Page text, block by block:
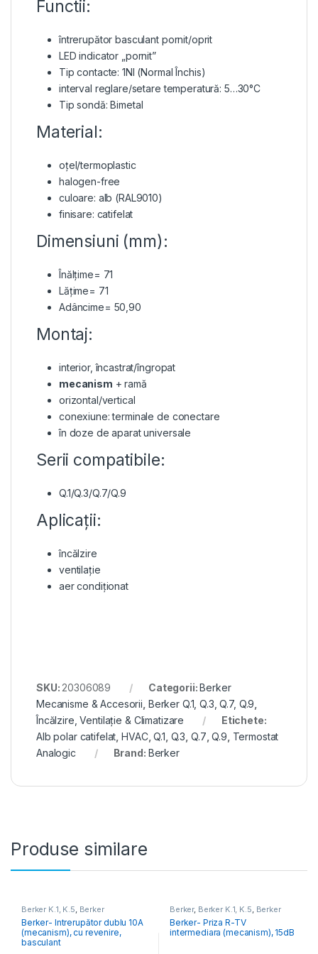
Functii:
întrerupător basculant pornit/oprit
LED indicator „pornit”
Tip contacte: 1NI (Normal Închis)
interval reglare/setare temperatură: 5…30°C
Tip sondă: Bimetal
Material:
oțel/termoplastic
halogen-free
culoare: alb (RAL9010)
finisare: catifelat
Dimensiuni (mm):
Înălțime= 71
Lățime= 71
Adâncime= 50,90
Montaj:
interior, încastrat/îngropat
mecanism + ramă
orizontal/vertical
conexiune: terminale de conectare
în doze de aparat universale
Serii compatibile:
Q.1/Q.3/Q.7/Q.9
Aplicații:
încălzire
ventilație
aer condiționat
SKU: 20306089 Categorii:Berker
Mecanisme & Accesorii Berker Q.1, Q.3, Q.7, Q.9
Încălzire, Ventilație & Climatizare
Etichete:
Alb polar catifelat ,HVAC,Q.1 Q.3 Q.7 ,Q.9 Termostat
Analogic
Brand: Berker
Produse similare
Berker K.1, K.5, Berker
Mecanisme & Accesorii, Berker
Q.1, Q.3, Q.7, Q.9,Berker R.1, R.3,
R.8,Berker S.1, B.3, B.7
Berker- Intrerupător dublu 10A
(mecanism), cu revenire,
basculant
Berker, Berker K.1, K.5, Berker
Mecanisme & Accesorii
Q.1, Q.3, Q.7, Q.9, Berker R.1, R.3,
R.8,Berker S.1, B.3, B.7,Berker
Serie 1930, Porzellan, Glass,
Berker- Priza R-TV
intermediara (mecanism), 15dB